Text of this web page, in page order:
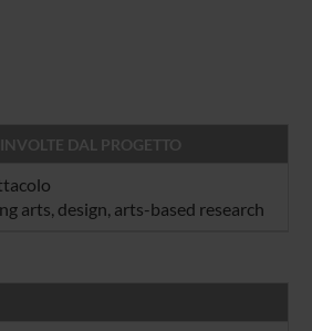
DAL PROGETTO
arts, design, arts-based research